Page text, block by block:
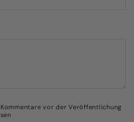
vor der Veröffentlichung